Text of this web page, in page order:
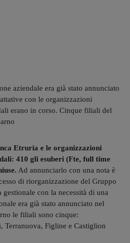
aziendale era già stato annunciato
con le organizzazioni
erano in corso. Cinque filiali del
Etruria e le organizzazioni
410 gli esuberi (Fte, full time
Ad annunciarlo con una nota è
di riorganizzazione del Gruppo
con la necessità di una
era già stato annunciato nel
le filiali sono cinque:
Terranuova, Figline e Castiglion